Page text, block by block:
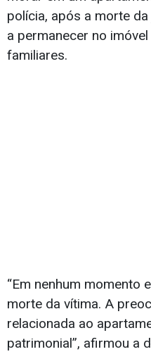
polícia, após a morte
a permanecer no
familiares.
“Em nenhum momento
morte da vítima. A
relacionada ao
patrimonial”, afirmou a